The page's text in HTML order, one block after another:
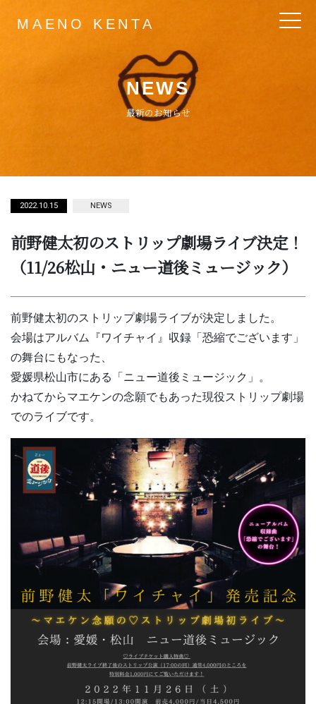
Main Navigation
MAENO KENTA
NEWS
最新のお知らせ
2022.10.15 NEWS
前野健太初のストリップ劇場ライブ決定！
（11/26松山・ニュー道後ミュージック）
前野健太初のストリップ劇場ライブが決定しました。
会場はアルバム『ワイチャイ』収録「恐縮でございます」
の舞台にもなった、
愛媛県松山市にある「ニュー道後ミュージック」。
かねてからマエケンの念願でもあった現役ストリップ劇場
でのライブです。